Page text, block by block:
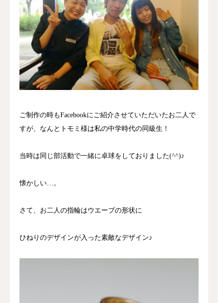
ご制作の時もFacebookにご紹介させていただいたお二人で
すが、なんとトモミ様は私の中学時代の同級生！
当時は同じ部活動で一緒に卓球をしておりました(^^)♪
懐かしい…。
さて、お二人の指輪はウエーブの形状に
ひねりのデザインが入った素敵なデザイン♪